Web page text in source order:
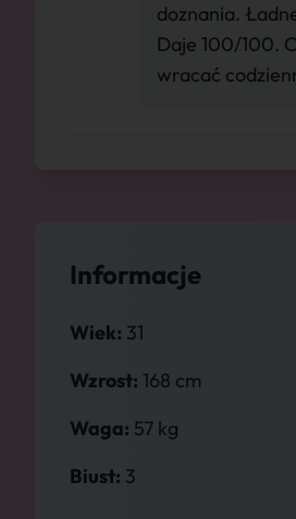
Informacje
Wiek: 31
Wzrost: 168 cm
Waga: 57 kg
Biust: 3
doznania.
Daje 100/100.
wracać